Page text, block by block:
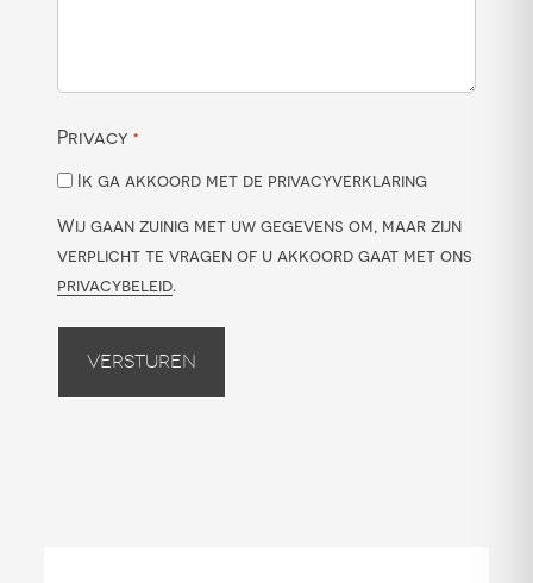
Privacy *
Ik ga akkoord met de privacyverklaring
Wij gaan zuinig met uw gegevens om, maar zijn
verplicht te vragen of u akkoord gaat met ons
privacybeleid.
Versturen